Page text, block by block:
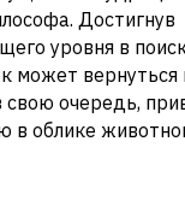
Достигнув
уровня в
может вернуться
очередь,
в облике